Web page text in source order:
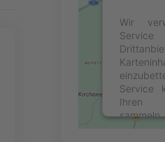
Wir
Service
Ihren
die
Service